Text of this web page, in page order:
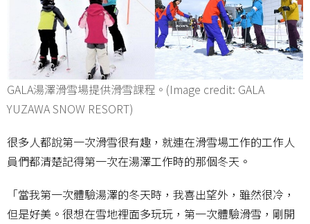
GALA湯澤滑雪場提供滑雪課程。(Image credit: GALA
YUZAWA SNOW RESORT)
很多人都說第一次滑雪很有趣，就連在滑雪場工作的工作人
員們都清楚記得第一次在湯澤工作時的那個冬天。
「當我第一次體驗湯澤的冬天時，我喜出望外，雖然很冷，
但是好美。很想在雪地裡面多玩玩，第一次體驗滑雪，剛開